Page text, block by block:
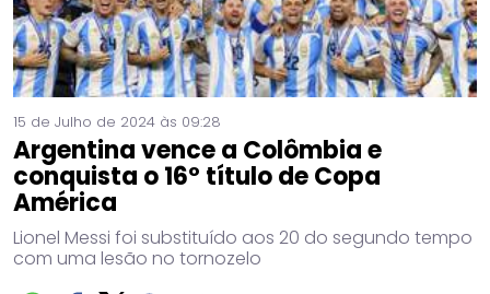
15 de Julho de 2024 às 09:28
Argentina vence a Colômbia e
conquista o 16º título de Copa
América
Lionel Messi foi substituído aos 20 do segundo tempo
com uma lesão no tornozelo